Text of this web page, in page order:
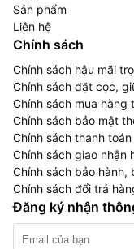
Sản phẩm
Liên hệ
Chính sách
Chính sách hậu mãi
Chính sách đặt cọc,
Chính sách mua hàng
Chính sách bảo mật
Chính sách thanh toán
Chính sách giao nhận
Chính sách bảo hành,
Chính sách đổi trả
Đăng ký nhận